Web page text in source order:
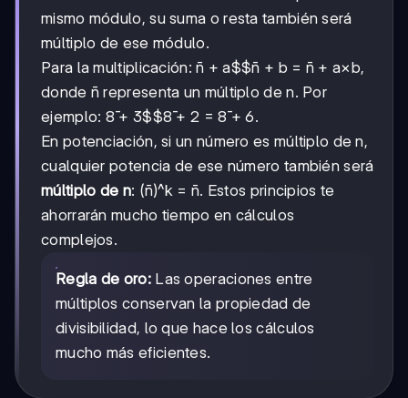
mismo módulo, su suma o resta también será
múltiplo de ese módulo.
Para la multiplicación:n̄ + a$$n̄ + b = n̄ + a×b,
donde n̄ representa un múltiplo de n. Por
ejemplo: 8̄ + 3$$8̄ + 2 = 8̄ + 6.
En potenciación, si un número es múltiplo de n,
cualquier potencia de ese número también será
múltiplo de n: (n̄)^k = n̄. Estos principios te
ahorrarán mucho tiempo en cálculos
complejos.
Regla de oro:Las operaciones entre
múltiplos conservan la propiedad de
divisibilidad, lo que hace los cálculos
mucho más eficientes.